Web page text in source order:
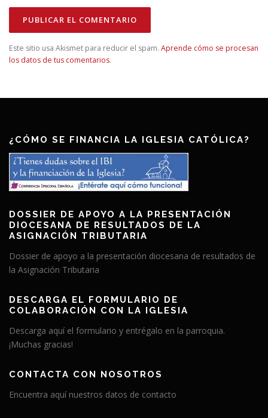
Este sitio usa Akismet para reducir el spam. Aprende cómo se procesan
los datos de tus comentarios.
¿CÓMO SE FINANCIA LA IGLESIA CATÓLICA?
DOSSIER DE APOYO A LA PRESENTACIÓN
DIOCESANA DE RESULTADOS DE LA
ASIGNACIÓN TRIBUTARIA
Dossier de apoyo a la presentación diocesana de resultados de
la Asignación Tributaria
DESCARGA EL FORMULARIO DE
COLABORACIÓN CON LA IGLESIA
Descarga aquí el formulario y entrégalo en la parroquia.
¡Muchas gracias!
CONTACTA CON NOSOTROS
Encuentra aquí nuestros datos de contacto